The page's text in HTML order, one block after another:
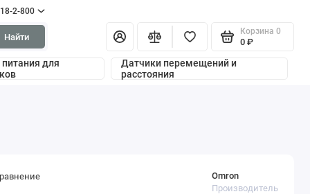
2-800
Найти
Корзина 0
0 ₽
для
Датчики перемещений и
расстояния
Omron
Производитель